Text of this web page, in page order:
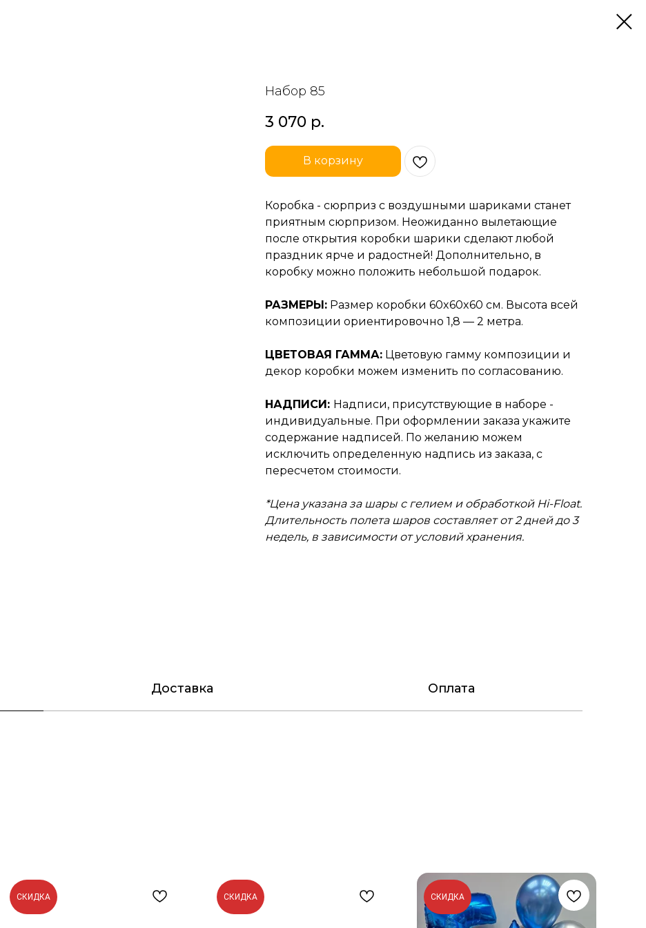
Набор 85
3 070 р.
В корзину
Коробка - сюрприз с воздушными шариками станет
приятным сюрпризом. Неожиданно вылетающие
после открытия коробки шарики сделают любой
праздник ярче и радостней! Дополнительно, в
коробку можно положить небольшой подарок.
РАЗМЕРЫ: Размер коробки 60x60x60 см. Высота всей
композиции ориентировочно 1,8 — 2 метра.
ЦВЕТОВАЯ ГАММА: Цветовую гамму композиции и
декор коробки можем изменить по согласованию.
НАДПИСИ: Надписи, присутствующие в наборе -
индивидуальные. При оформлении заказа укажите
содержание надписей. По желанию можем
исключить определенную надпись из заказа, с
пересчетом стоимости.
*Цена указана за шары с гелием и обработкой Hi-Float.
Длительность полета шаров составляет от 2 дней до 3
недель, в зависимости от условий хранения.
Доставка Оплата
СКИДКА СКИДКА СКИДКА